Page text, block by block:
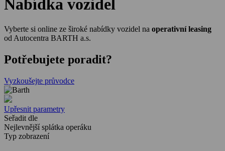
Nabídka vozidel
Vyberte si online ze široké nabídky vozidel na operativní leasing
od Autocentra BARTH a.s.
Potřebujete poradit?
Vyzkoušejte průvodce
Upřesnit parametry
Seřadit dle
Nejlevnější splátka operáku
Typ zobrazení